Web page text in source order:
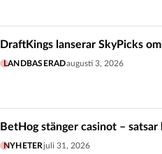
DraftKings lanserar SkyPicks
LANDBASERADaugusti 3, 2026
BetHog stänger casinot –
NYHETER juli 31, 2026